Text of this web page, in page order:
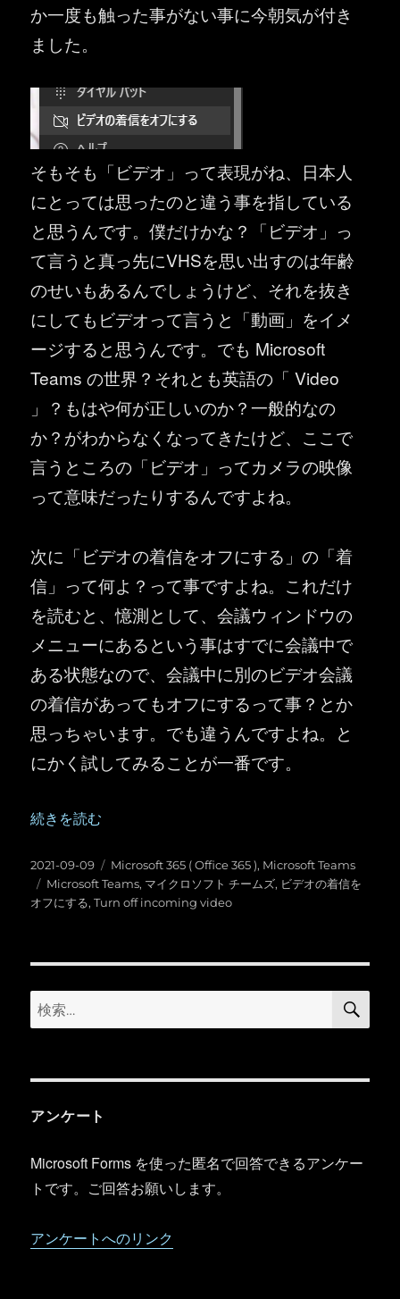
か一度も触った事がない事に今朝気が付き
ました。
そもそも「ビデオ」って表現がね、日本人
にとっては思ったのと違う事を指している
と思うんです。僕だけかな？「ビデオ」っ
て言うと真っ先にVHSを思い出すのは年齢
のせいもあるんでしょうけど、それを抜き
にしてもビデオって言うと「動画」をイメ
ージすると思うんです。でも Microsoft
Teams の世界？それとも英語の「 Video
」？もはや何が正しいのか？一般的なの
か？がわからなくなってきたけど、ここで
言うところの「ビデオ」ってカメラの映像
って意味だったりするんですよね。
次に「ビデオの着信をオフにする」の「着
信」って何よ？って事ですよね。これだけ
を読むと、憶測として、会議ウィンドウの
メニューにあるという事はすでに会議中で
ある状態なので、会議中に別のビデオ会議
の着信があってもオフにするって事？とか
思っちゃいます。でも違うんですよね。と
にかく試してみることが一番です。
“Microsoft Teams ：会議の「ビデオの着信をオフにする」
続きを読む
投
稿
日:
2021-09-09
カ
テ
ゴ
Microsoft 365 ( Office 365 ), Microsoft Teams
タ
グ
Microsoft Teams, マイクロソフト チームズ, ビデオの着信を
オフにする,Turn off incoming video
検
索:
検
アンケート
Microsoft Forms を使った匿名で回答できるアンケー
トです。ご回答お願いします。
アンケートへのリンク